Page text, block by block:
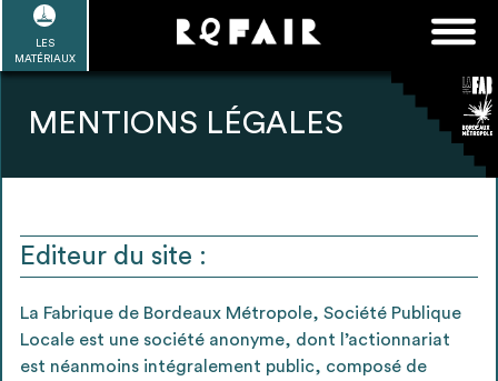
Passer
contenu
LES
MATÉRIAUX
EN SAVOIR PLUS
FAQ
Rechercher :
Refair mode d'emploi
Se connecter / Se créer un compte
Une fois connnecté, Télécharger les
MENTIONS LÉGALES
Editeur du site :
La Fabrique de Bordeaux Métropole, Société Publique
Locale est une société anonyme, dont l’actionnariat
est néanmoins intégralement public, composé de